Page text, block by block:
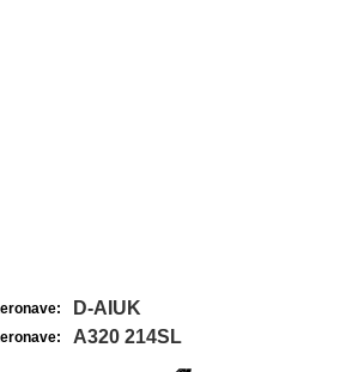
D-AIUK
A320 214SL